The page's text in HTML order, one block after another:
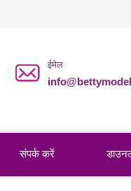
ईमेल
संपर्क करें